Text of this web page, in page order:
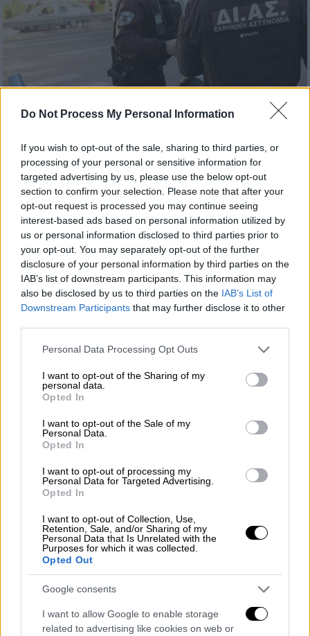
Do Not Process My Personal Information
If you wish to opt-out of the sale, sharing to third parties, or
processing of your personal or sensitive information for
targeted advertising by us, please use the below opt-out
section to confirm your selection. Please note that after your
opt-out request is processed you may continue seeing
interest-based ads based on personal information utilized by
us or personal information disclosed to third parties prior to
your opt-out. You may separately opt-out of the further
disclosure of your personal information by third parties on the
IAB’s list of downstream participants. This information may
also be disclosed by us to third parties on the IAB’s List of
Downstream Participants that may further disclose it to other
Please note that this website/app uses one or more Google
not limited to your visit or usage behaviour. You may click to
grant or deny consent to Google and its third-party tags to
use your data for below specified purposes in below Google
consent section.
Personal Data Processing Opt Outs
I want to opt-out of the Sharing of my
personal data.
Opted In
I want to opt-out of the Sale of my
Personal Data.
Opted In
I want to opt-out of processing my
Personal Data for Targeted Advertising.
Opted In
I want to opt-out of Collection, Use,
Retention, Sale, and/or Sharing of my
Personal Data that Is Unrelated with the
Purposes for which it was collected.
Opted Out
Google consents
I want to allow Google to enable storage
related to advertising like cookies on web or
Ελλάδα|16.07.2024 19:23
Συναγερμός στις Αρχές: Τηλεφώνημα
για βόμβα σε τράπεζα στη Νέα
Χαλκηδόνα
Οι πρώτες πληροφορίες
Κόσμος|26.05.2022 23:20
Θύμα κυβερνοεπίθεσης ο επικεφαλής
του ΟΗΕ Αντόνιο Γκουτέρες –
Προειδοποίηση για μηνύματα μέσω του
προσωπικού του αριθμού